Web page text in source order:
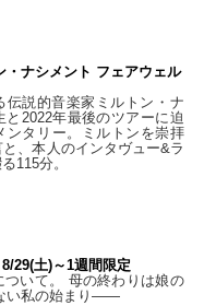
・ナシメント フェアウェル
伝説的音楽家ミルトン・ナ
と2022年最後のツアーに迫
ンタリー。ミルトンを崇拝
、本人のインタヴュー&ラ
115分。
土)～1週間限定
いて。 母の終わりは娘の
い私の始まり――